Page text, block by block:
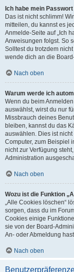
Ich habe mein
Das ist nicht schlimm!
mitteilen, du kannst es
Anmelde-Seite auf „Ich
Anweisungen folgst. So
Solltest du trotzdem
wende dich an die
Nach oben
Warum werde ich
Wenn du beim
auswählst, wirst du nur
Missbrauch deines
bleiben, kannst du das
auswählen. Dies ist
Computer, zum Beispiel
nicht zur Verfügung
Administration
Nach oben
Wozu ist die Funktion
„Alle Cookies löschen“
sorgen, dass du im
Cookies einige
sie von der Board-
An- oder Abmeldung
Nach oben